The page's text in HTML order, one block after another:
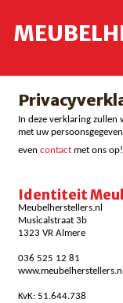
In deze verklaring zullen
met uw
even contact met ons op!
Identiteit
Meubelherstellers.nl
Musicalstraat 3b
1323 VR Almere
036 525 12 81
www.meubelherstellers.nl
KvK: 51.644.738